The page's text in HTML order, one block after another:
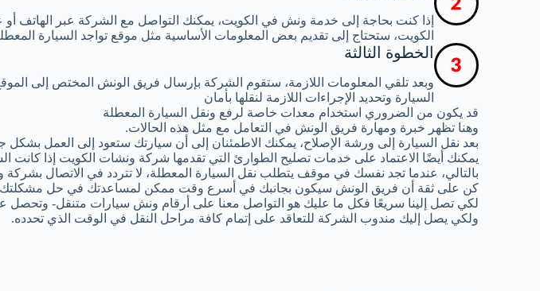
إذا كنت بحاجة إلى خدمة ونش في الكويت، يمكنك التواصل مع الشركة عبر
الكويت، ستحتاج إلى تقديم بعض المعلومات الأساسية مثل موقع تواجد السيارة
الخطوة الثالثة
وبعد تلقي المعلومات اللازمة، ستقوم الشركة بإرسال فريق الونش المختص إلى
السيارة وتحديد الإجراءات اللازمة لنقلها بأمان
قد يكون من الضروري استخدام معدات خاصة لرفع ونقل السيارة المعطلة
وهنا تظهر خبرة ومهارة فريق الونش في التعامل مع مثل هذه الحالات.
بعد نقل السيارة إلى ورشة الإصلاح، يمكنك الاطمئنان إلى أن سيارتك ستعود إلى العمل
يمكنك أيضًا الاعتماد على خدمات تصليح الطوارئ التي تقدمها شركة ونشات الكويت إذا كانت
بالتالي، عندما تجد نفسك في موقف يتطلب نقل السيارة المعطلة، لا تتردد في الاتصال بشركة
كن على ثقة أن فريق الونش سيكون بجانبك في أسرع وقت ممكن لمساعدتك في حل مشكلتك
لكي تصل إلينا سريعًا فكل ما عليك هو التواصل معنا على أرقام ونش سيارات متنقل- وتحصل
ولكي يصل إليك مندوب الشركة للتعاقد على إتمام كافة مراحل النقل في الوقت الذي تحدده.